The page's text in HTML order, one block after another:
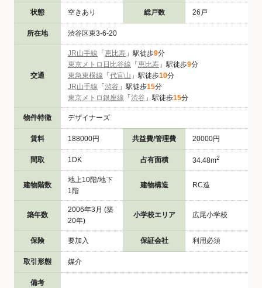
状態 空きあり 総戸数 26戸
所在地 渋谷区東3-6-20
交通
JR山手線 「 恵比寿 」駅徒歩9分
東京メトロ日比谷線 「 恵比寿 」駅徒歩9分
東急東横線 「 代官山 」駅徒歩10分
JR山手線 「 渋谷 」駅徒歩15分
東京メトロ銀座線 「 渋谷 」駅徒歩15分
物件特徴 デザイナーズ
賃料 188000円 共益費/管理費 20000円
間取 1DK 占有面積 34.48m2
建物階数
地上10階/地下
1階
建物構造 RC造
築年数
2006年3月 (築
20年)
小学校エリア 広尾小学校
保険 要加入 保証会社 利用必須
取引形態 媒介
備考